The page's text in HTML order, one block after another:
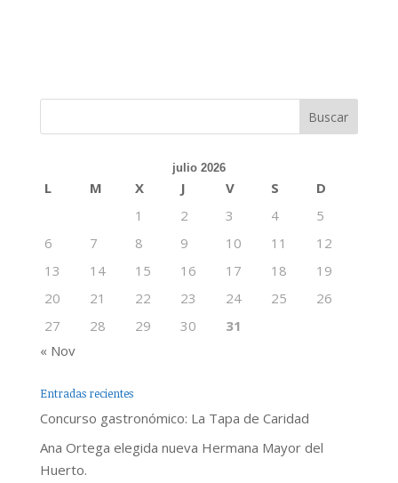
julio 2026
L M X J V S
D
1
2 3 4
5
6
7 8 9 10 11
12
13
14 15 16 17 18
19
20
21 22 23 24 25
26
27
28 29 30
31
« Nov
Entradas recientes
Concurso gastronómico: La Tapa de Caridad
Ana Ortega elegida nueva Hermana Mayor del
Huerto.